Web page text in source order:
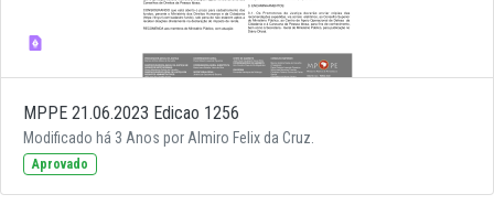
MPPE 21.06.2023 Edicao 1256
Modificado há 3 Anos por Almiro Felix da Cruz.
Aprovado